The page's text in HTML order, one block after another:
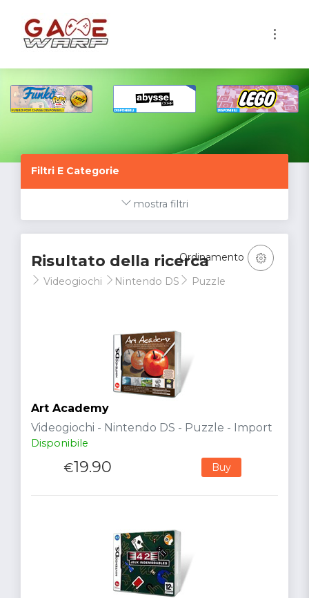
Filtri E Categorie
mostra filtri
Risultato della ricerca
Videogiochi Nintendo DS Puzzle
Ordinamento
Art Academy
Videogiochi - Nintendo DS - Puzzle - Import
Disponibile
€19.90 Buy